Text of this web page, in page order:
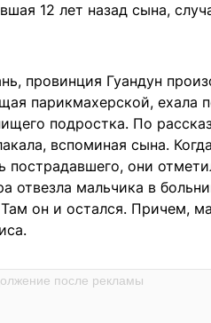
12 лет назад сына,
провинция Гуандун
парикмахерской, ехала
подростка. По
вспоминая сына.
пострадавшего, они
отвезла мальчика в
он и остался. Причем,